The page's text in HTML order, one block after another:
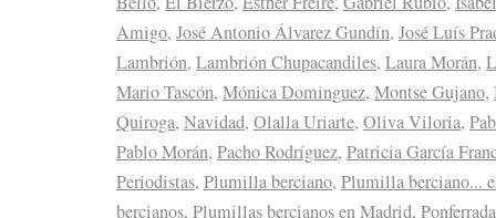
Amigo, José Antonio Álvarez Gundín, José Luís
Lambrión, Lambrión Chupacandiles, Laura Morán,
Mario Tascón, Mónica Dominguez, Montse Gujano,
Quiroga, Navidad, Olalla Uriarte, Oliva Viloria,
Pablo Morán, Pacho Rodríguez, Patricia García
Periodistas, Plumilla berciano, Plumilla berciano...
bercianos, Plumillas bercianos en Madrid, Ponferrada